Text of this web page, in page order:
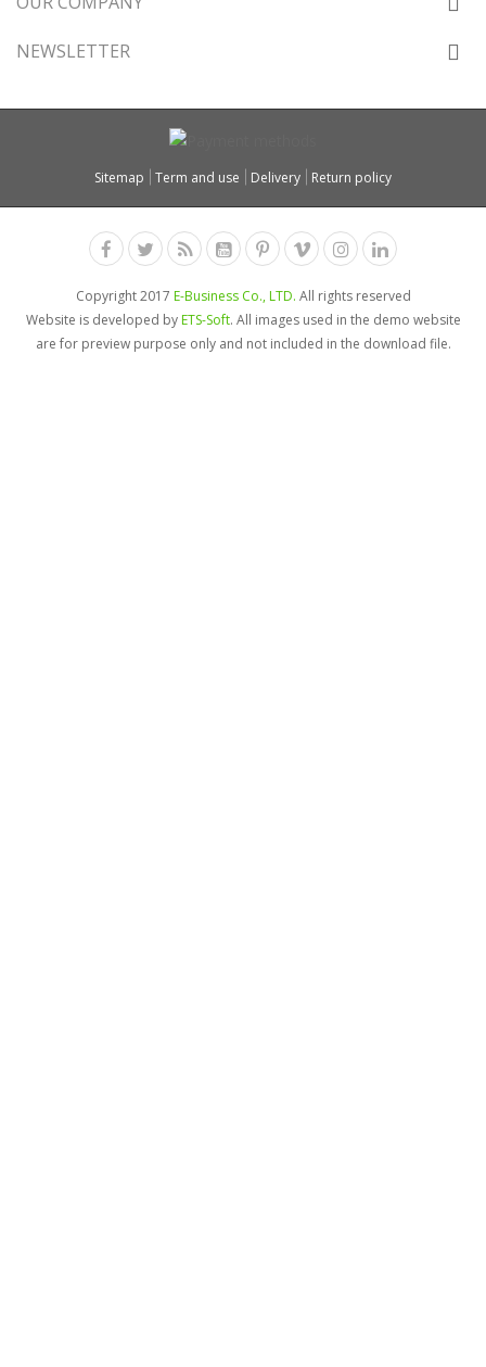
NEWSLETTER
Sitemap Term and use Delivery Return policy
Copyright 2017 E-Business Co., LTD. All rights reserved
Website is developed byETS-Soft. All images used in the demo website
are for preview purpose only and not included in the download file.